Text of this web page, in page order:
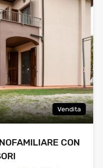
Vendita
CON